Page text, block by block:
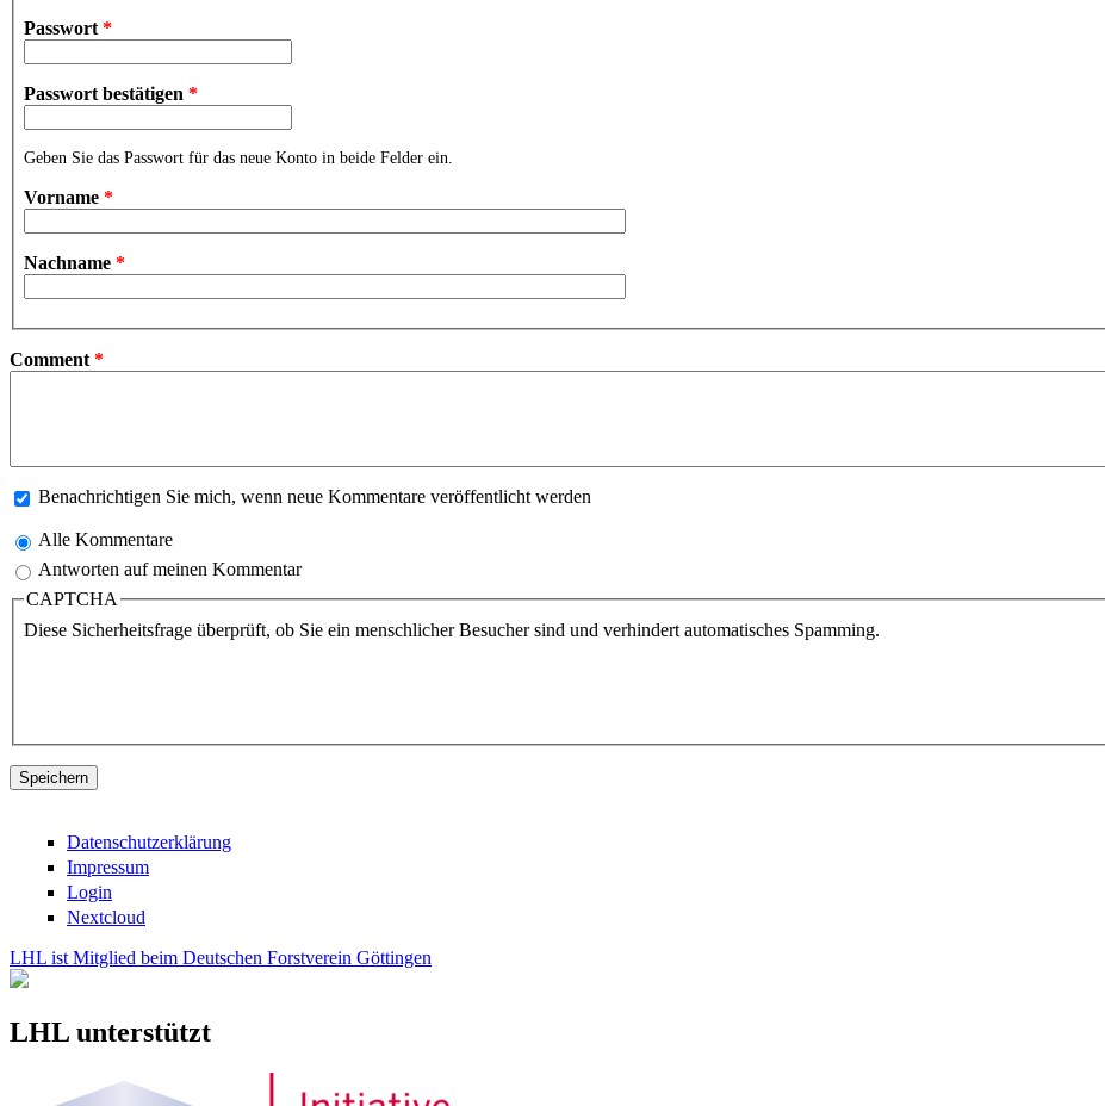
Passwort *
Passwort bestätigen *
Geben Sie das Passwort für das neue Konto in beide Felder ein.
Vorname *
Nachname *
Comment *
Benachrichtigen Sie mich, wenn neue Kommentare veröffentlicht werden
Alle Kommentare
Antworten auf meinen Kommentar
CAPTCHA
Diese Sicherheitsfrage überprüft, ob Sie ein menschlicher Besucher sind und verhindert automatisches Spamming.
Datenschutzerklärung
Impressum
Login
Nextcloud
LHL ist Mitglied beim Deutschen Forstverein Göttingen
LHL unterstützt